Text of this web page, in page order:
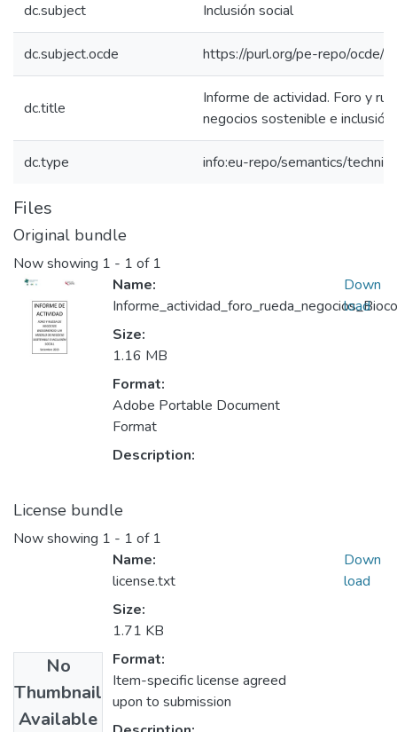
dc.subject Inclusión social
dc.subject.ocde https://purl.org/pe-repo/ocde/
dc.title
Informe de actividad. Foro y
negocios sostenible e inclusión
dc.type info:eu-repo/semantics/
Files
Original bundle
Now showing 1 - 1 of 1
Name:
Size:
1.16 MB
Format:
Adobe Portable Document
Format
Description:
Down
load
License bundle
Now showing 1 - 1 of 1
No
Thumbnail
Available
Name:
license.txt
Size:
1.71 KB
Format:
Item-specific license agreed
upon to submission
Down
load